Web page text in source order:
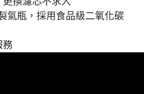
氣瓶，採用食品級二氧化碳
務